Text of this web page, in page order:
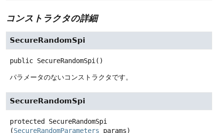
コンストラクタの詳細
SecureRandomSpi
public SecureRandomSpi ()
パラメータのないコンストラクタです。
SecureRandomSpi
protected
SecureRandomSpi
(SecureRandomParameters params)